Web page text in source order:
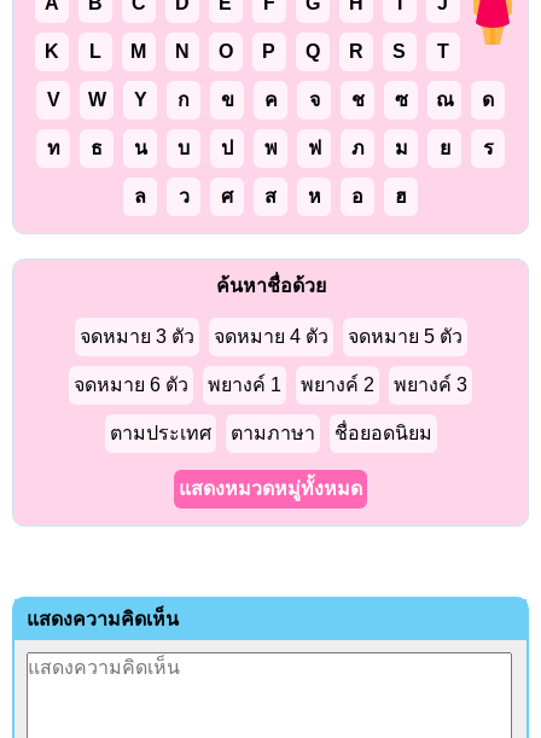
K L M N O P Q R S T
V W Y ก ข ค จ ช ซ ณ ด
ท ธ น บ ป พ ฟ ภ ม ย ร
ล ว ศ ส ห อ ฮ
ค้นหาชื่อด้วย
จดหมาย 3 ตัว จดหมาย 4 ตัว จดหมาย 5 ตัว
จดหมาย 6 ตัว พยางค์ 1 พยางค์ 2 พยางค์ 3
ตามประเทศ ตามภาษา ชื่อยอดนิยม
แสดงหมวดหมู่ทั้งหมด
แสดงความคิดเห็น